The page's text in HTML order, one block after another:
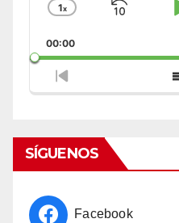
Change
Rate
1x
Skip
00:00
Previous
Episode
SÍGUENOS
Facebook